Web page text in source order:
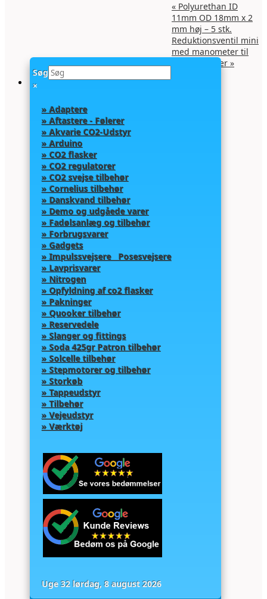
« Polyurethan ID
11mm OD 18mm x 2
mm høj – 5 stk.
Reduktionsventil mini
med manometer til
16gr patroner »
Søg
×
» Adaptere
» Aftastere - Følerer
» Akvarie CO2-Udstyr
» Arduino
» CO2 flasker
» CO2 regulatorer
» CO2 svejse tilbehør
» Cornelius tilbehør
» Danskvand tilbehør
» Demo og udgåede varer
» Fadølsanlæg og tilbehør
» Forbrugsvarer
» Gadgets
» Impulssvejsere Posesvejsere
» Lavprisvarer
» Nitrogen
» Opfyldning af co2 flasker
» Pakninger
» Quooker tilbehør
» Reservedele
» Slanger og fittings
» Soda 425gr Patron tilbehør
» Solcelle tilbehør
» Stepmotorer og tilbehør
» Storkøb
» Tappeudstyr
» Tilbehør
» Vejeudstyr
» Værktøj
Uge 32 lørdag, 8 august 2026